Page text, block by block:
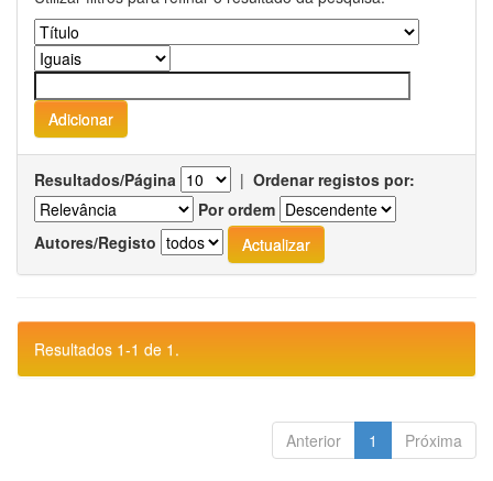
Resultados/Página | Ordenar registos por:
Por ordem
Autores/Registo
Resultados 1-1 de 1.
Anterior 1 Próxima